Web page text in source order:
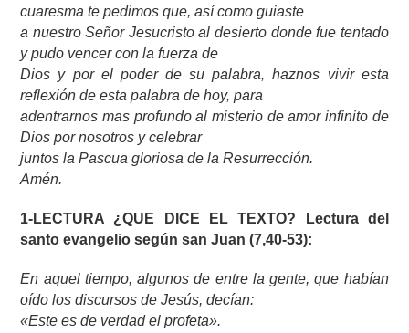
cuaresma te pedimos que, así como guiaste
a nuestro Señor Jesucristo al desierto donde fue tentado
y pudo vencer con la fuerza de
Dios y por el poder de su palabra, haznos vivir esta
reflexión de esta palabra de hoy, para
adentrarnos mas profundo al misterio de amor infinito de
Dios por nosotros y celebrar
juntos la Pascua gloriosa de la Resurrección.
Amén.
1-LECTURA ¿QUE DICE EL TEXTO?
Lectura del
santo evangelio según san Juan (7,40-53):
En aquel tiempo, algunos de entre la gente, que habían
oído los discursos de Jesús, decían:
«Este es de verdad el profeta».